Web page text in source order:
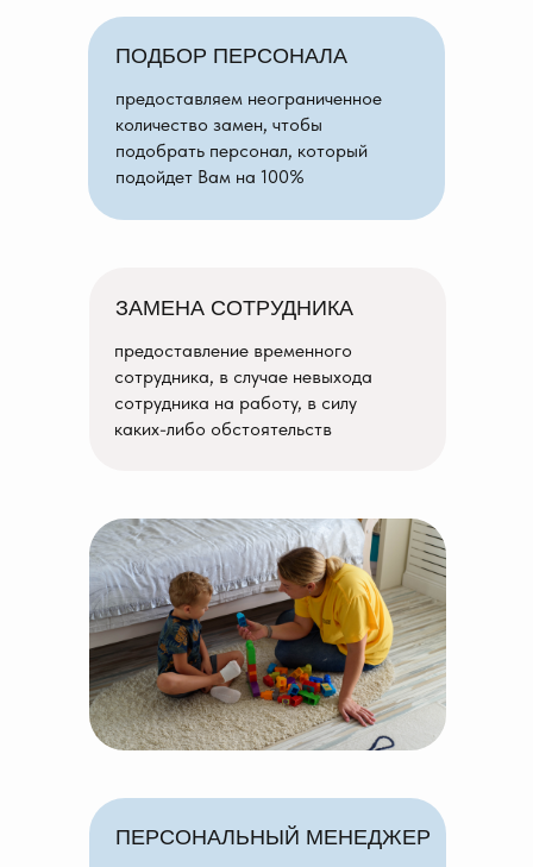
предоставляем неограниченное
количество замен, чтобы
подобрать персонал, который
подойдет Вам на 100%
предоставление временного
сотрудника, в случае невыхода
сотрудника на работу, в силу
каких-либо обстоятельств
ПЕРСОНАЛЬНЫЙ МЕНЕДЖЕР
ПОДБОР ПЕРСОНАЛА
ЗАМЕНА СОТРУДНИКА